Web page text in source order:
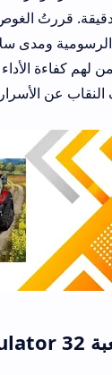
عميقاً في
محاكي
دون إضرار
الحقيقية